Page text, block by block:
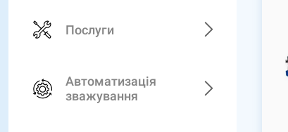
Послуги
Автоматизація
зважування